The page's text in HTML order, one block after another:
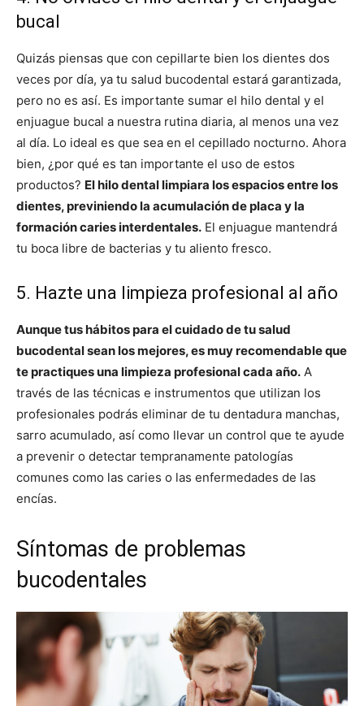
bucal
Quizás piensas que con cepillarte bien los dientes dos
veces por día, ya tu salud bucodental estará garantizada,
pero no es así. Es importante sumar el hilo dental y el
enjuague bucal a nuestra rutina diaria, al menos una vez
al día. Lo ideal es que sea en el cepillado nocturno. Ahora
bien, ¿por qué es tan importante el uso de estos
productos? El hilo dental limpiara los espacios entre los
dientes, previniendo la acumulación de placa y la
formación caries interdentales. El enjuague mantendrá
tu boca libre de bacterias y tu aliento fresco.
5. Hazte una limpieza profesional al año
Aunque tus hábitos para el cuidado de tu salud
bucodental sean los mejores, es muy recomendable que
te practiques una limpieza profesional cada año. A
través de las técnicas e instrumentos que utilizan los
profesionales podrás eliminar de tu dentadura manchas,
sarro acumulado, así como llevar un control que te ayude
a prevenir o detectar tempranamente patologías
comunes como las caries o las enfermedades de las
encías.
Síntomas de problemas
bucodentales